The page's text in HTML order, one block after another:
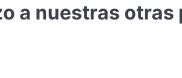
a nuestras otras